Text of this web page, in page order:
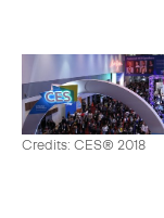
Credits: CES® 2018